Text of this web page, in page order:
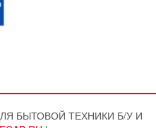
БЫТОВОЙ ТЕХНИКИ Б/У И